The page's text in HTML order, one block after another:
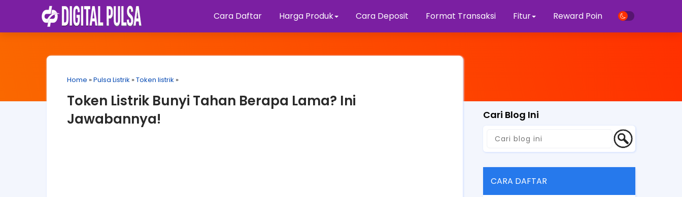
Cara Daftar Harga Produk Cara Deposit Format Transaksi Fitur Reward Poin
Home »Pulsa Listrik »Token listrik »
Token Listrik Bunyi Tahan Berapa Lama? Ini
Jawabannya!
Cari Blog Ini
CARA DAFTAR